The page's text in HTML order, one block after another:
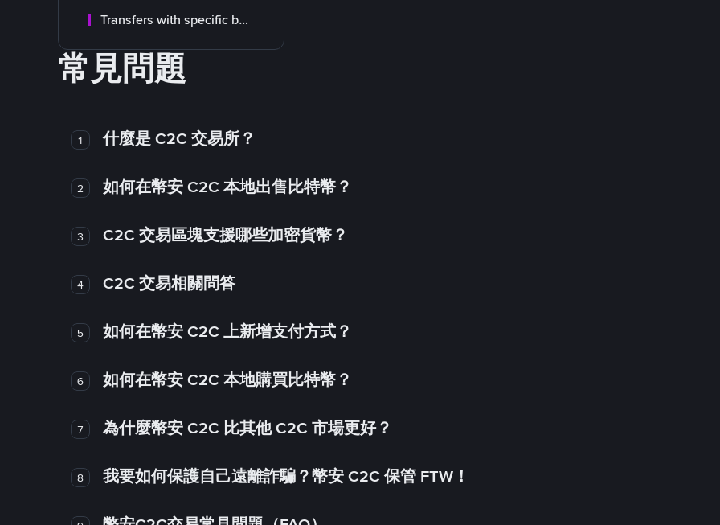
Transfers with specific bank
常見問題
1 什麼是 C2C 交易所？
2 如何在幣安 C2C 本地出售比特幣？
3 C2C 交易區塊支援哪些加密貨幣？
4 C2C 交易相關問答
5 如何在幣安 C2C 上新增支付方式？
6 如何在幣安 C2C 本地購買比特幣？
7 為什麼幣安 C2C 比其他 C2C 市場更好？
8 我要如何保護自己遠離詐騙？幣安 C2C 保管 FTW！